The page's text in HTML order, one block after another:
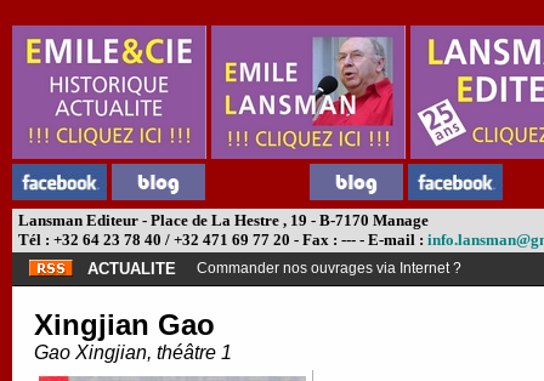
Lansman Editeur - Place de La Hestre , 19 - B-7170 Manage
Tél : +32 64 23 78 40 / +32 471 69 77 20 - Fax : --- - E-mail :
ACTUALITE
Commander nos ouvrages via Internet ?
Xingjian Gao
Gao Xingjian, théâtre 1